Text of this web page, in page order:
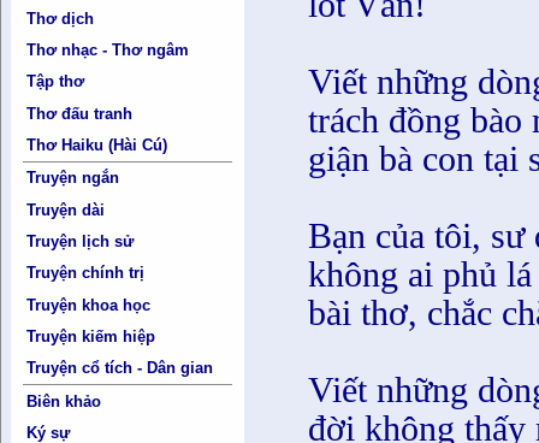
Thơ dịch
Thơ nhạc - Thơ ngâm
Tập thơ
Thơ đấu tranh
Thơ Haiku (Hài Cú)
Truyện ngắn
Truyện dài
Truyện lịch sử
Truyện chính trị
Truyện khoa học
Truyện kiếm hiệp
Truyện cổ tích - Dân gian
Biên khảo
Ký sự
Viết những
trách đồng
giận bà con tại
Bạn của tôi,
không ai phủ
bài thơ, chắc
Viết những
đời không thấy